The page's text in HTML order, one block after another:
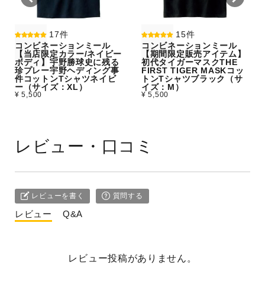
17件
コンビネーションミール
【当店限定カラー/ネイビー
ボディ】宇野勝球史に残る
珍プレー宇野ヘディング事
件コットンTシャツネイビ
ー（サイズ：XL）
¥ 5,500
15件
コンビネーションミール
【期間限定販売アイテム】
初代タイガーマスクTHE
FIRST TIGER MASKコッ
トンTシャツブラック（サ
イズ：M）
¥ 5,500
レビュー・口コミ
レビューを書く 質問する
レビュー Q&A
レビュー投稿がありません。